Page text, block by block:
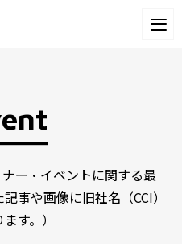
ー・イベントに関する最
事や画像に旧社名（CCI）
す。）